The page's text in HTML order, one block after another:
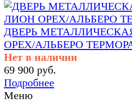
ДВЕРЬ
ОРЕХ/АЛЬБЕРО
Нет в наличии
69 900 руб.
Подробнее
Меню